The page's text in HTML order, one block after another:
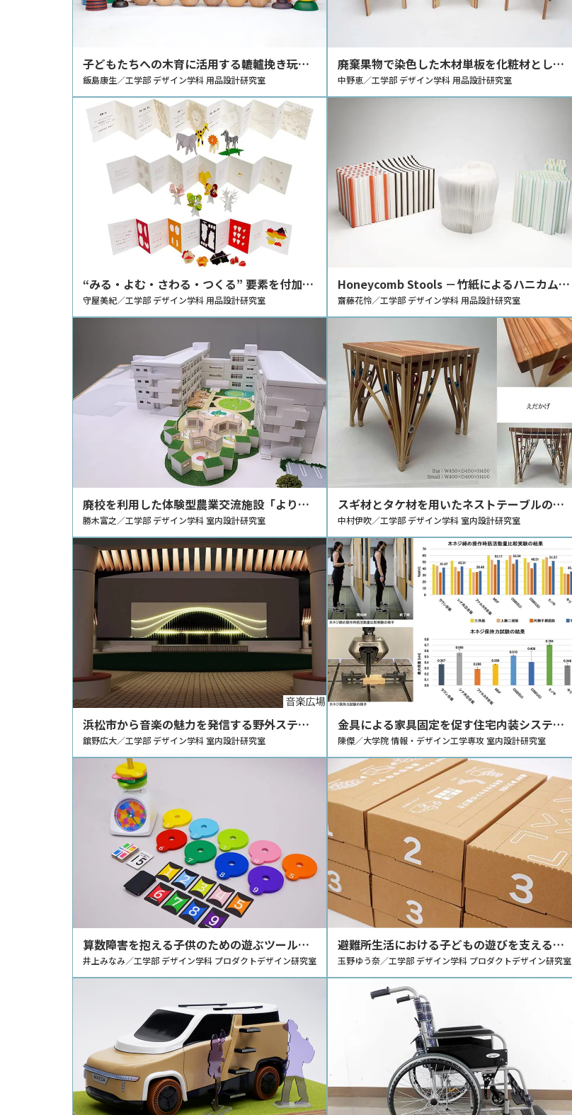
子どもたちへの木育に活用する轆轤挽き玩具
のデザイン
飯島康生／工学部 デザイン学科 用品設計研究室
廃棄果物で染色した木材単板を化粧材とした
椅子のデザイン
中野恵／工学部 デザイン学科 用品設計研究室
“みる・よむ・さわる・つくる” 要素を付加し
た絵本のデザイン
守屋美紀／工学部 デザイン学科 用品設計研究室
Honeycomb Stools －竹紙によるハニカム構
造のスツール－
齋藤花怜／工学部 デザイン学科 用品設計研究室
廃校を利用した体験型農業交流施設「よりど
ころ」の提案
勝木富之／工学部 デザイン学科 室内設計研究室
スギ材とタケ材を用いたネストテーブルのデ
ザイン
中村伊吹／工学部 デザイン学科 室内設計研究室
浜松市から音楽の魅力を発信する野外ステー
ジの提案
舘野広大／工学部 デザイン学科 室内設計研究室
金具による家具固定を促す住宅内装システム
開発のための基礎的研究
陳傑／大学院 情報・デザイン工学専攻 室内設計研究室
算数障害を抱える子供のための遊ぶツールの
デザイン提案
井上みなみ／工学部 デザイン学科 プロダクトデザイン研究室
避難所生活における子どもの遊びを支える備
蓄品箱のデザイン提案
玉野ゆう奈／工学部 デザイン学科 プロダクトデザイン研究室